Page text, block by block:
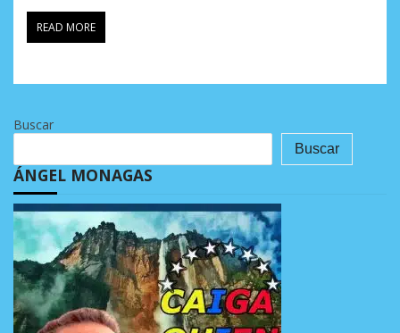
READ MORE
Buscar
Buscar
ÁNGEL MONAGAS